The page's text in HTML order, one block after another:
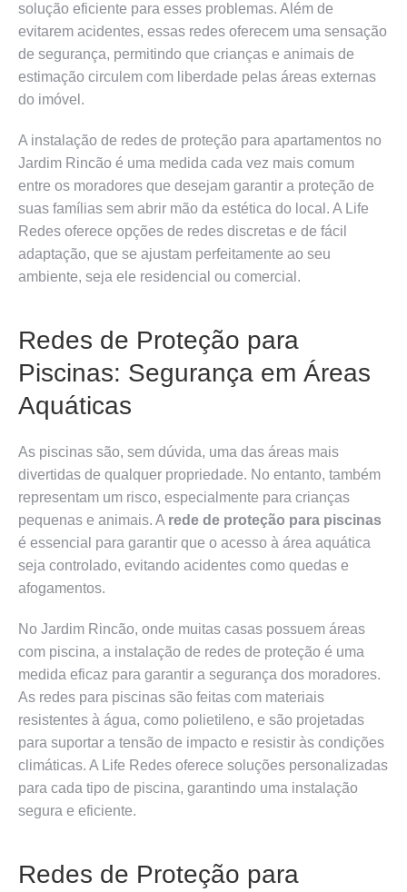
solução eficiente para esses problemas. Além de
evitarem acidentes, essas redes oferecem uma sensação
de segurança, permitindo que crianças e animais de
estimação circulem com liberdade pelas áreas externas
do imóvel.
A instalação de redes de proteção para apartamentos no
Jardim Rincão é uma medida cada vez mais comum
entre os moradores que desejam garantir a proteção de
suas famílias sem abrir mão da estética do local. A Life
Redes oferece opções de redes discretas e de fácil
adaptação, que se ajustam perfeitamente ao seu
ambiente, seja ele residencial ou comercial.
Redes de Proteção para
Piscinas: Segurança em Áreas
Aquáticas
As piscinas são, sem dúvida, uma das áreas mais
divertidas de qualquer propriedade. No entanto, também
representam um risco, especialmente para crianças
pequenas e animais. A rede de proteção para piscinas
é essencial para garantir que o acesso à área aquática
seja controlado, evitando acidentes como quedas e
afogamentos.
No Jardim Rincão, onde muitas casas possuem áreas
com piscina, a instalação de redes de proteção é uma
medida eficaz para garantir a segurança dos moradores.
As redes para piscinas são feitas com materiais
resistentes à água, como polietileno, e são projetadas
para suportar a tensão de impacto e resistir às condições
climáticas. A Life Redes oferece soluções personalizadas
para cada tipo de piscina, garantindo uma instalação
segura e eficiente.
Redes de Proteção para